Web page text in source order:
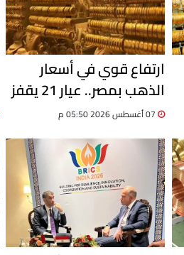
ارتفاع قوي في أسعار
الذهب بمصر.. عيار 21 يقفز
إلى 6100 جنيه